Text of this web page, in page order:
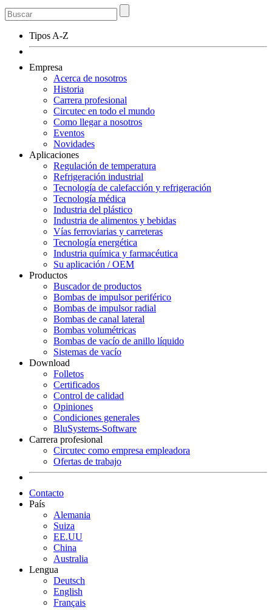
Tipos A-Z
Empresa
Acerca de nosotros
Historia
Carrera profesional
Circutec en todo el mundo
Como llegar a nosotros
Eventos
Novidades
Aplicaciones
Regulación de temperatura
Refrigeración industrial
Tecnología de calefacción y refrigeración
Tecnología médica
Industria del plástico
Industria de alimentos y bebidas
Vías ferroviarias y carreteras
Tecnología energética
Industria química y farmacéutica
Su aplicación / OEM
Productos
Buscador de productos
Bombas de impulsor periférico
Bombas de impulsor radial
Bombas de canal lateral
Bombas volumétricas
Bombas de vacío de anillo líquido
Sistemas de vacío
Download
Folletos
Certificados
Control de calidad
Opiniones
Condiciones generales
BluSystems-Software
Carrera profesional
Circutec como empresa empleadora
Ofertas de trabajo
Contacto
País
Alemania
Suiza
EE.UU
China
Australia
Lengua
Deutsch
English
Français